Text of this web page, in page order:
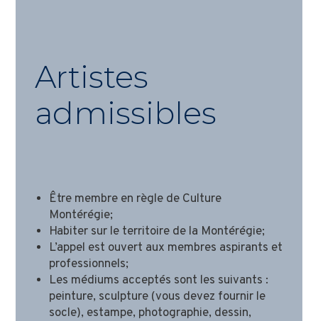
Artistes
admissibles
Être membre en règle de Culture
Montérégie;
Habiter sur le territoire de la Montérégie;
L’appel est ouvert aux membres aspirants et
professionnels;
Les médiums acceptés sont les suivants :
peinture, sculpture (vous devez fournir le
socle), estampe, photographie, dessin,